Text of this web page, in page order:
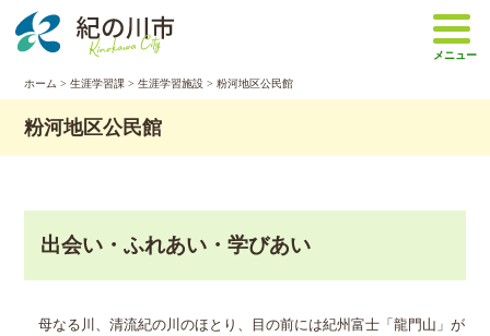
メニュー
ホーム >生涯学習課 >生涯学習施設 > 粉河地区公民館
粉河地区公民館
出会い・ふれあい・学びあい
母なる川、清流紀の川のほとり、目の前には紀州富士「龍門山」が